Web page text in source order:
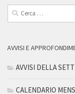
Ricerca
per:
AVVISI E
AVVISI DELLA
CALENDARIO